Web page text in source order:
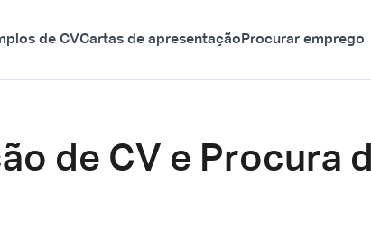
de CVCartas de apresentação Procurar emprego
de CV e Procura